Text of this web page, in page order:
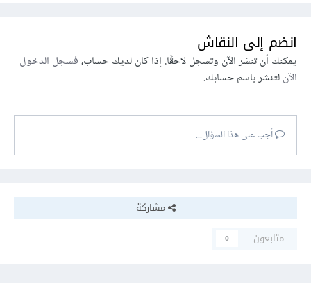
انضم إلى النقاش
يمكنك أن تنشر الآن وتسجل لاحقًا. إذا كان لديك حساب،فسجل الدخول
الآنلتنشر باسم حسابك.
أجب على هذا السؤال...
مشاركة
متابعون
0